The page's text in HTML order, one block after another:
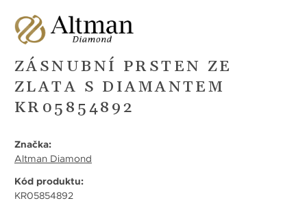
ZÁSNUBNÍ PRSTEN ZE
ZLATA S DIAMANTEM
KR05854892
Značka:
Altman Diamond
Kód produktu:
KR05854892